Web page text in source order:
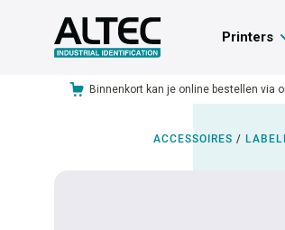
Printers
Binnenkort kan je online bestellen via
ACCESSOIRES /